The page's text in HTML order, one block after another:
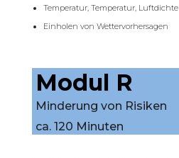
Temperatur, Temperatur, Luftdichte
Einholen von Wettervorhersagen
Modul R
Minderung von Risiken
ca. 120 Minuten